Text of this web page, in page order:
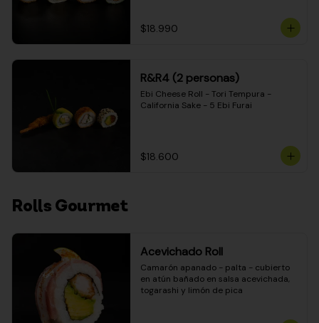
ciboulette) 10 (Pollo teriyaki - palta -
envuelto en queso crema)
$18.990
R&R4 (2 personas)
Ebi Cheese Roll - Tori Tempura -
California Sake - 5 Ebi Furai
$18.600
Rolls Gourmet
Acevichado Roll
Camarón apanado - palta - cubierto
en atún bañado en salsa acevichada,
togarashi y limón de pica